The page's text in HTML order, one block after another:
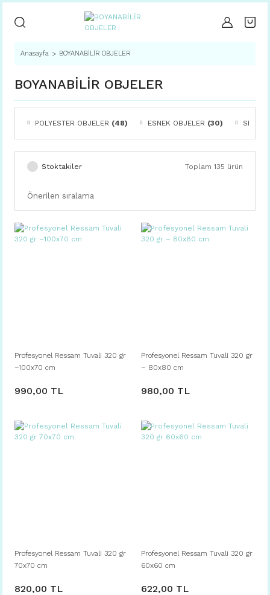
Anasayfa BOYANABİLİR OBJELER
BOYANABİLİR OBJELER
POLYESTER OBJELER (48) ESNEK OBJELER (30)
Stoktakiler Toplam 135 ürün
Profesyonel Ressam Tuvali 320 gr
–100x70 cm
990,00 TL
Profesyonel Ressam Tuvali 320 gr
– 80x80 cm
980,00 TL
Profesyonel Ressam Tuvali 320 gr
70x70 cm
820,00 TL
Profesyonel Ressam Tuvali 320 gr
60x60 cm
622,00 TL